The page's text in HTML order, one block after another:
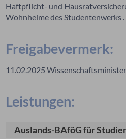
Haftpflicht- und
Wohnheime des Studentenwerks .
Freigabevermerk:
11.02.2025
Leistungen:
Auslands-BAföG für